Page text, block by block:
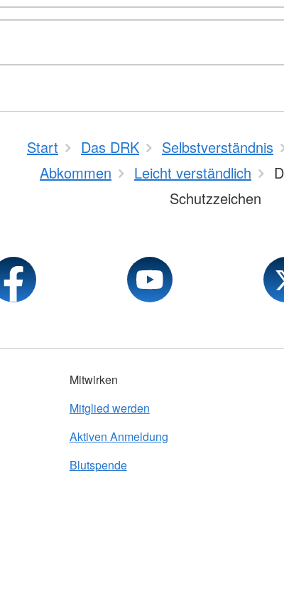
Start Das DRK Selbstverständnis
Abkommen
Leicht verständlich
Schutzzeichen
Mitwirken
Mitglied werden
Aktiven Anmeldung
Blutspende